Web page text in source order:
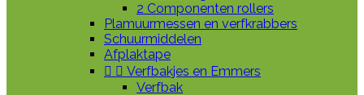
2 Componenten rollers
Plamuurmessen en verfkrabbers
Schuurmiddelen
Afplaktape
  Verfbakjes en Emmers
Verfbak